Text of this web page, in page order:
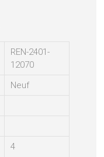
REN-2401-
12070
Neuf
4